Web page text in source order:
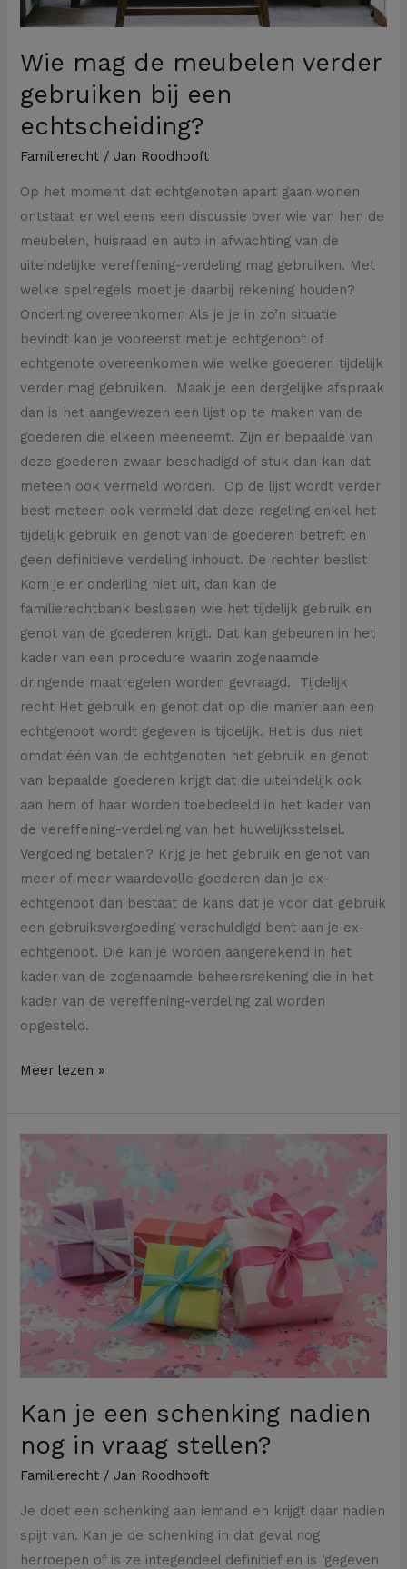
Wie mag de meubelen verder
gebruiken bij een
echtscheiding?
Familierecht / Jan Roodhooft
Op het moment dat echtgenoten apart gaan wonen
ontstaat er wel eens een discussie over wie van hen de
meubelen, huisraad en auto in afwachting van de
uiteindelijke vereffening-verdeling mag gebruiken. Met
welke spelregels moet je daarbij rekening houden?
Onderling overeenkomen Als je je in zo’n situatie
bevindt kan je vooreerst met je echtgenoot of
echtgenote overeenkomen wie welke goederen tijdelijk
verder mag gebruiken. Maak je een dergelijke afspraak
dan is het aangewezen een lijst op te maken van de
goederen die elkeen meeneemt. Zijn er bepaalde van
deze goederen zwaar beschadigd of stuk dan kan dat
meteen ook vermeld worden. Op de lijst wordt verder
best meteen ook vermeld dat deze regeling enkel het
tijdelijk gebruik en genot van de goederen betreft en
geen definitieve verdeling inhoudt. De rechter beslist
Kom je er onderling niet uit, dan kan de
familierechtbank beslissen wie het tijdelijk gebruik en
genot van de goederen krijgt. Dat kan gebeuren in het
kader van een procedure waarin zogenaamde
dringende maatregelen worden gevraagd. Tijdelijk
recht Het gebruik en genot dat op die manier aan een
echtgenoot wordt gegeven is tijdelijk. Het is dus niet
omdat één van de echtgenoten het gebruik en genot
van bepaalde goederen krijgt dat die uiteindelijk ook
aan hem of haar worden toebedeeld in het kader van
de vereffening-verdeling van het huwelijksstelsel.
Vergoeding betalen? Krijg je het gebruik en genot van
meer of meer waardevolle goederen dan je ex-
echtgenoot dan bestaat de kans dat je voor dat gebruik
een gebruiksvergoeding verschuldigd bent aan je ex-
echtgenoot. Die kan je worden aangerekend in het
kader van de zogenaamde beheersrekening die in het
kader van de vereffening-verdeling zal worden
opgesteld.
Meer lezen »
Kan je een schenking nadien
nog in vraag stellen?
Familierecht / Jan Roodhooft
Je doet een schenking aan iemand en krijgt daar nadien
spijt van. Kan je de schenking in dat geval nog
herroepen of is ze integendeel definitief en is ‘gegeven
Kan
je
een
schenking
nadien
nog
vraag
stellen?